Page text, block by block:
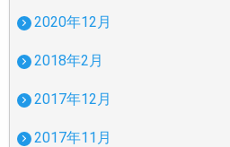
2020年12月
2018年2月
2017年12月
2017年11月